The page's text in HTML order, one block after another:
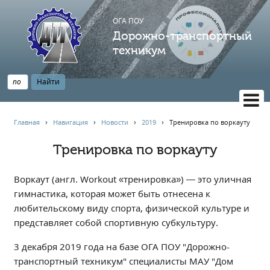
ОГА ПОУ
Дорожно-транспортный
техникум
Главная
Профессионалитет
АБИТУРИЕНТУ
Опрос по качеству образования
Новости
Наблюдательный совет
Информация
Главная › Навигация › Новости ›2019 ›Тренировка по воркауту
Тренировка по воркауту
Воркаут (англ. Workout «тренировка») — это уличная
гимнастика, которая может быть отнесена к
любительскому виду спорта, физической культуре и
представляет собой спортивную субкультуру.
3 декабря 2019 года на базе ОГА ПОУ "Дорожно-
транспортный техникум" специалисты МАУ "Дом